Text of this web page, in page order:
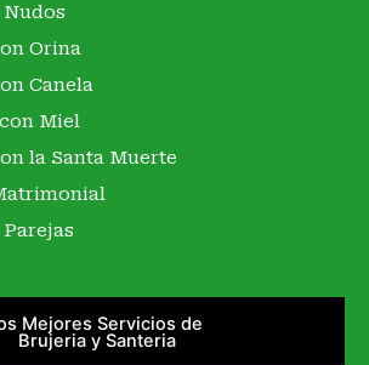
Mejores Servicios de
Brujeria y Santeria
Nudos
Orina
Canela
Miel
la Santa Muerte